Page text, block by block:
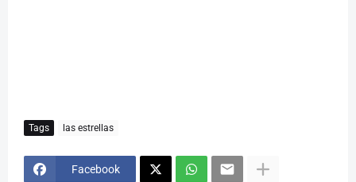
Tags las estrellas
Facebook